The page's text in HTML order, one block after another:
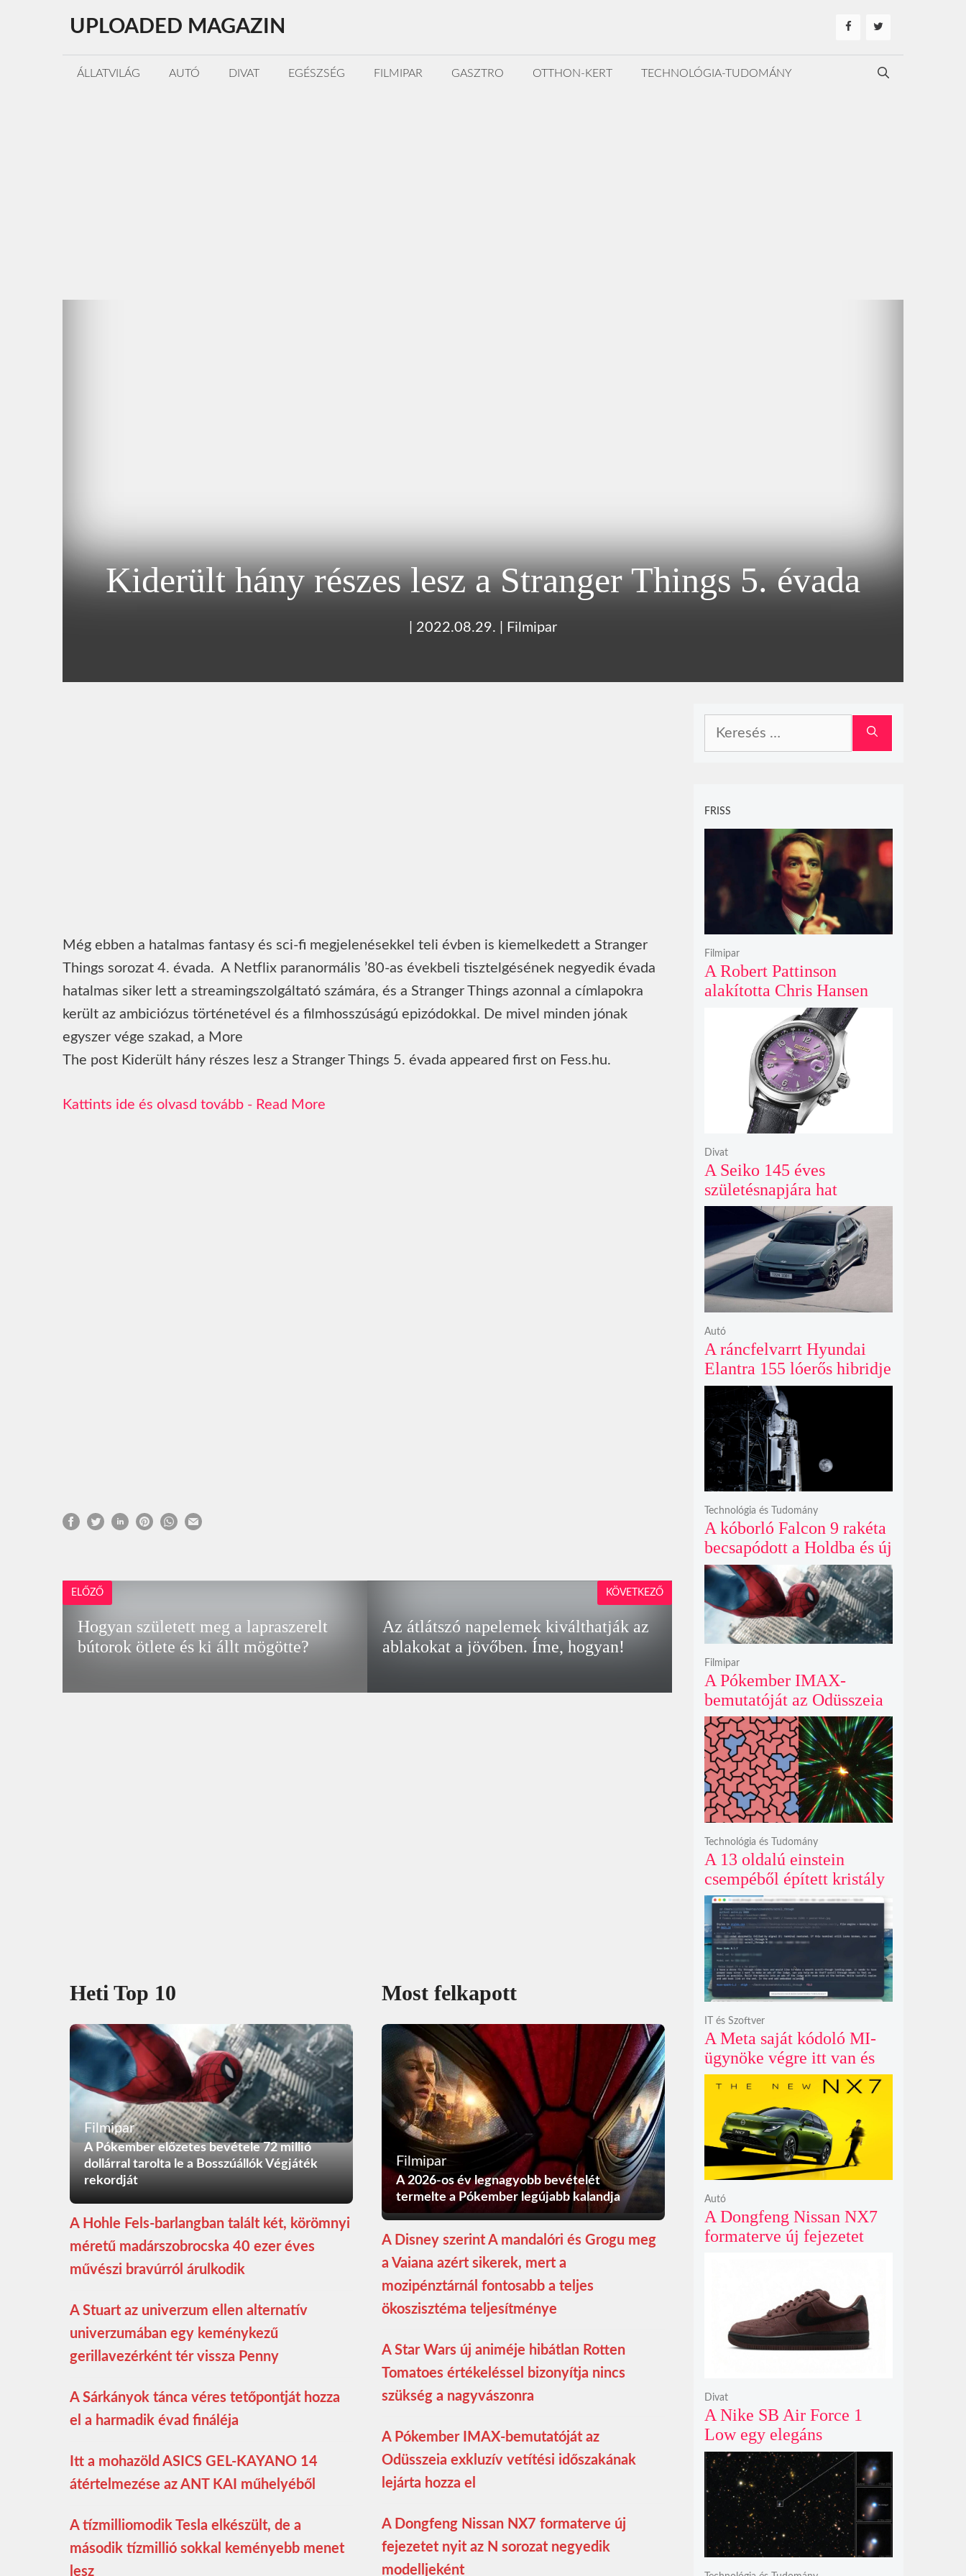
tartalomba
UPLOADED MAGAZIN
ÁLLATVILÁG AUTÓ DIVAT EGÉSZSÉG FILMIPAR GASZTRO OTTHON-KERT TECHNOLÓGIA-TUDOMÁNY
Kiderült hány részes lesz a Stranger Things 5. évada
2022.08.29. Filmipar
Még ebben a hatalmas fantasy és sci-fi megjelenésekkel teli évben is kiemelkedett a Stranger
Things sorozat 4. évada. A Netflix paranormális ’80-as évekbeli tisztelgésének negyedik évada
hatalmas siker lett a streamingszolgáltató számára, és a Stranger Things azonnal a címlapokra
került az ambiciózus történetével és a filmhosszúságú epizódokkal. De mivel minden jónak
egyszer vége szakad, a More
The post Kiderült hány részes lesz a Stranger Things 5. évada appeared first on Fess.hu.
Read More
ELŐZŐ
Hogyan született meg a lapraszerelt
bútorok ötlete és ki állt mögötte?
Az átlátszó napelemek kiválthatják az
ablakokat a jövőben. Íme, hogyan!
KÖVETKEZŐ
Heti Top 10
Filmipar
A Pókember előzetes bevétele 72 millió
dollárral tarolta le a Bosszúállók Végjáték
rekordját
A Hohle Fels-barlangban talált két, körömnyi
méretű madárszobrocska 40 ezer éves
művészi bravúrról árulkodik
A Stuart az univerzum ellen alternatív
univerzumában egy keménykezű
gerillavezérként tér vissza Penny
A Sárkányok tánca véres tetőpontját hozza
el a harmadik évad fináléja
Itt a mohazöld ASICS GEL-KAYANO 14
átértelmezése az ANT KAI műhelyéből
A tízmilliomodik Tesla elkészült, de a
második tízmillió sokkal keményebb menet
lesz
Most felkapott
Filmipar
A 2026-os év legnagyobb bevételét
termelte a Pókember legújabb kalandja
A Disney szerint A mandalóri és Grogu meg
a Vaiana azért sikerek, mert a
mozipénztárnál fontosabb a teljes
ökoszisztéma teljesítménye
A Star Wars új animéje hibátlan Rotten
Tomatoes értékeléssel bizonyítja nincs
szükség a nagyvászonra
A Pókember IMAX-bemutatóját az
Odüsszeia exkluzív vetítési időszakának
lejárta hozza el
A Dongfeng Nissan NX7 formaterve új
fejezetet nyit az N sorozat negyedik
modelljeként
FRISS
A Robert Pattinson
alakította Chris Hansen
sötét vadászatra indul a
Primetime előzetesében
Filmipar
A Seiko 145 éves
születésnapjára hat
limitált kiadású Edo-lila
számlapos modellt hozott
ki
Divat
A ráncfelvarrt Hyundai
Elantra 155 lóerős hibridje
és prémium utastere
komoly belsőtéri ugrást
hoz
Autó
A kóborló Falcon 9 rakéta
becsapódott a Holdba és új
krátert hagyott maga után
Technológia és Tudomány
A Pókember IMAX-
bemutatóját az Odüsszeia
exkluzív vetítési
időszakának lejárta hozza
el
Filmipar
A 13 oldalú einstein
csempéből épített kristály
példátlanul forgó
csillagmintát vetít a fény
polarizációjától függően
Technológia és Tudomány
A Meta saját kódoló MI-
ügynöke végre itt van és
nem fél belenyúlni a
IT és Szoftver
A Dongfeng Nissan NX7
formaterve új fejezetet
Autó
A Nike SB Air Force 1
Low egy elegáns
világosbarna
színváltozatban bukkant
fel újra
Divat